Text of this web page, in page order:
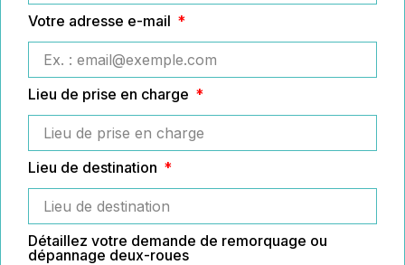
Votre adresse e-mail
Lieu de prise en charge
Lieu de destination
Détaillez votre demande de remorquage ou
dépannage deux-roues